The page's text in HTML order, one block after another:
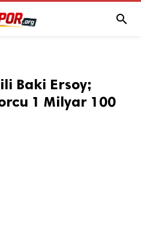

Baki Ersoy;
1 Milyar 100